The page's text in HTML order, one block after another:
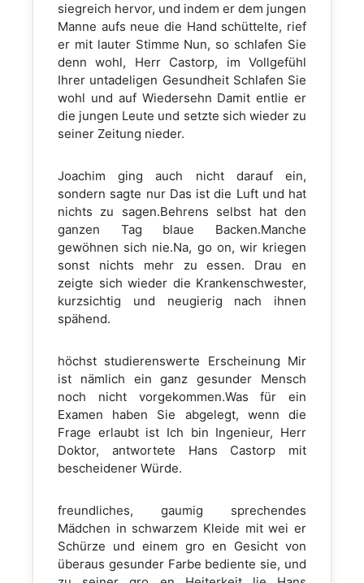
siegreich hervor, und indem er dem jungen
Manne aufs neue die Hand schüttelte, rief
er mit lauter Stimme Nun, so schlafen Sie
denn wohl, Herr Castorp, im Vollgefühl
Ihrer untadeligen Gesundheit Schlafen Sie
wohl und auf Wiedersehn Damit entlie er
die jungen Leute und setzte sich wieder zu
seiner Zeitung nieder.
Joachim ging auch nicht darauf ein,
sondern sagte nur Das ist die Luft und hat
nichts zu sagen.Behrens selbst hat den
ganzen Tag blaue Backen.Manche
gewöhnen sich nie.Na, go on, wir kriegen
sonst nichts mehr zu essen. Drau en
zeigte sich wieder die Krankenschwester,
kurzsichtig und neugierig nach ihnen
spähend.
höchst studierenswerte Erscheinung Mir
ist nämlich ein ganz gesunder Mensch
noch nicht vorgekommen.Was für ein
Examen haben Sie abgelegt, wenn die
Frage erlaubt ist Ich bin Ingenieur, Herr
Doktor, antwortete Hans Castorp mit
bescheidener Würde.
freundliches, gaumig sprechendes
Mädchen in schwarzem Kleide mit wei er
Schürze und einem gro en Gesicht von
überaus gesunder Farbe bediente sie, und